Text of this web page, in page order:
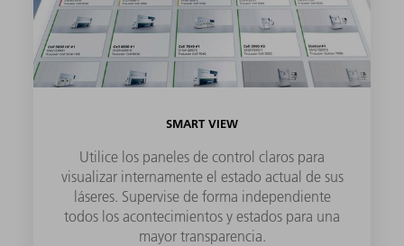
SMART VIEW
Utilice los paneles de control claros para
visualizar internamente el estado actual de sus
láseres. Supervise de forma independiente
todos los acontecimientos y estados para una
mayor transparencia.